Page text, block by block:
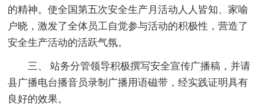
的精神。使全国第五次安全生产月活动人人皆知、家喻
户晓，激发了全体员工自觉参与活动的积极性，营造了
安全生产活动的活跃气氛。
三、 站务分管领导积极撰写安全宣传广播稿，并请
县广播电台播音员录制广播用语磁带，经实践证明具有
良好的效果。